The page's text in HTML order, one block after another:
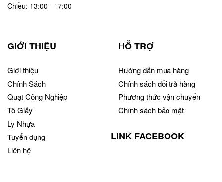
Chiều: 13:00 - 17:00
GIỚI THIỆU
Giới thiệu
Chính Sách
Quạt Công Nghiệp
Tô Giấy
Ly Nhựa
Tuyển dụng
Liên hệ
HỖ TRỢ
Hướng dẫn mua hàng
Chính sách đổi trả hàng
Phương thức vận chuyển
Chính sách bảo mật
LINK FACEBOOK